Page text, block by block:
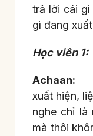
trả lời cái gì
gì đang
Học viên 1:
Achaan:
xuất hiện,
nghe chỉ là
mà thôi